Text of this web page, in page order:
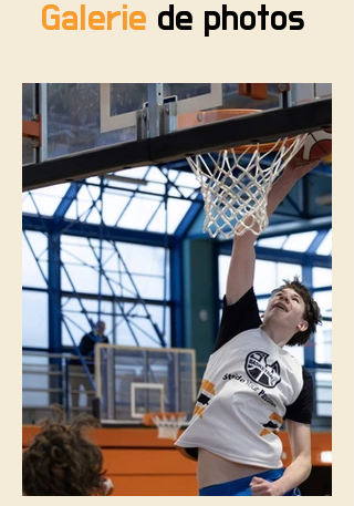
Galerie de photos